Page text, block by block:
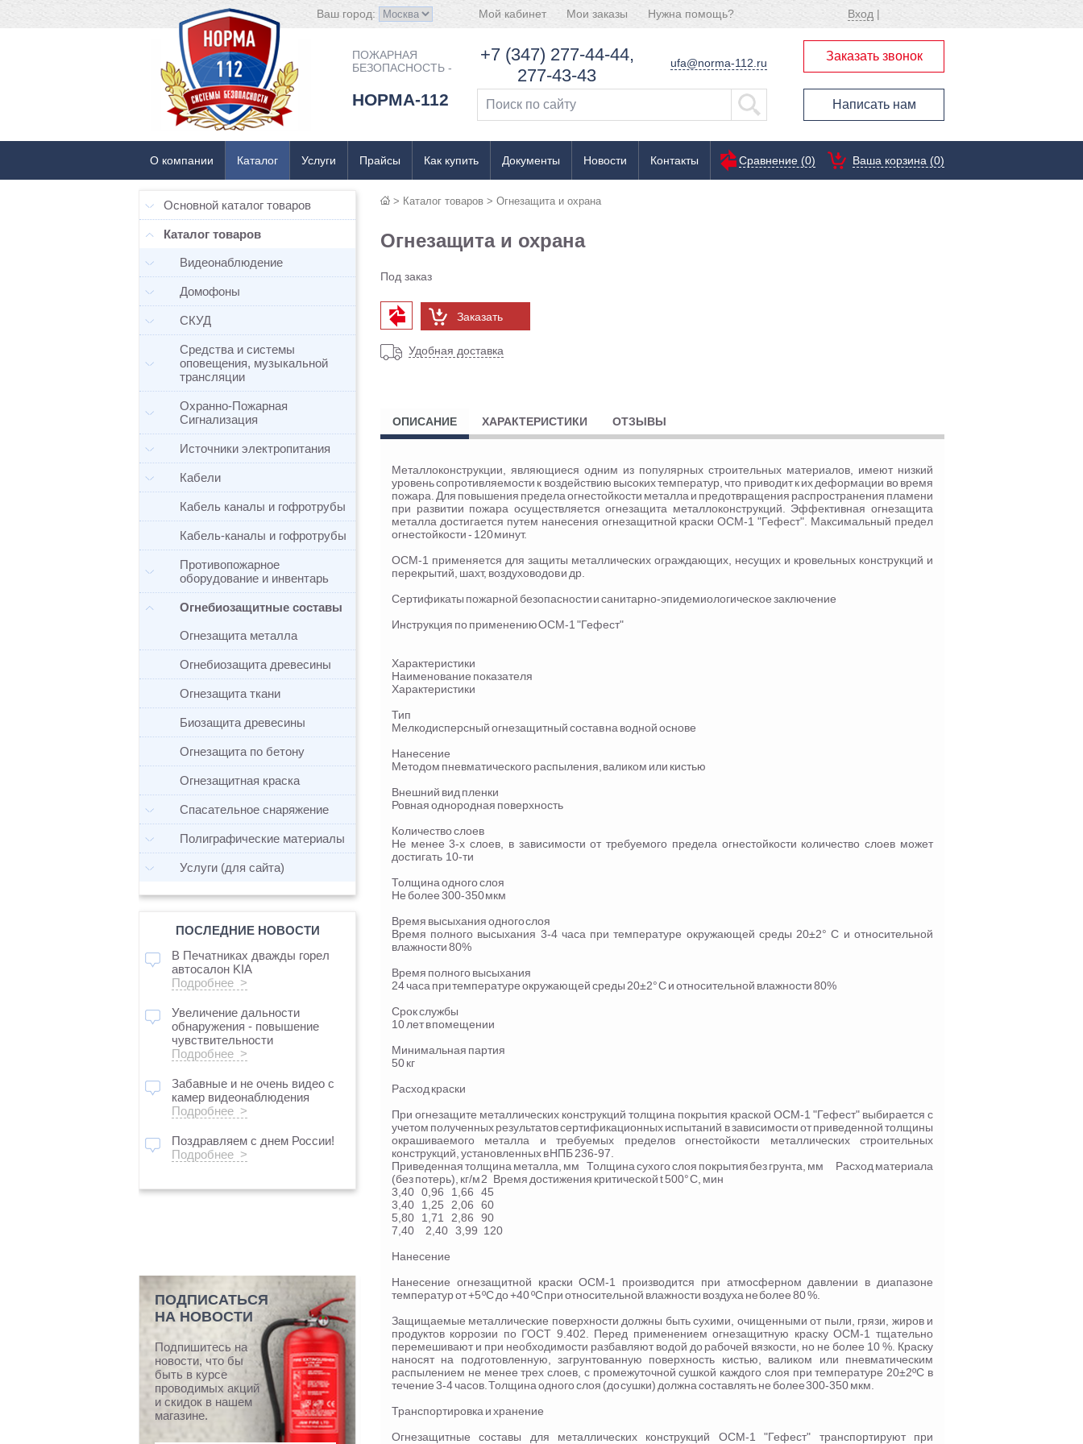
Ваш город: Нужна помощь?
Мои заказы
Мой кабинет Вход |
ПОЖАРНАЯ
БЕЗОПАСНОСТЬ -
НОРМА-112
+7 (347) 277-44-44,
277-43-43
ufa@norma-112.ru Заказать звонок
Написать нам
О компании Каталог Услуги Прайсы Как купить Документы Новости Контакты Ваша корзина (0)
Сравнение (0)
> Каталог товаров > Огнезащита и охрана
Основной каталог товаров
Каталог товаров
Видеонаблюдение
Домофоны
СКУД
Средства и системы
оповещения, музыкальной
трансляции
Охранно-Пожарная
Сигнализация
Источники электропитания
Кабели
Кабель каналы и гофротрубы
Кабель-каналы и гофротрубы
Противопожарное
оборудование и инвентарь
Огнебиозащитные составы
Огнезащита металла
Огнебиозащита древесины
Огнезащита ткани
Биозащита древесины
Огнезащита по бетону
Огнезащитная краска
Спасательное снаряжение
Полиграфические материалы
Услуги (для сайта)
ПОСЛЕДНИЕ НОВОСТИ
В Печатниках дважды горел
автосалон KIA
Подробнее >
Увеличение дальности
обнаружения - повышение
чувствительности
Подробнее >
Забавные и не очень видео с
камер видеонаблюдения
Подробнее >
Поздравляем с днем России!
Подробнее >
ПОДПИСАТЬСЯ
НА НОВОСТИ
Подпишитесь на
новости, что бы
быть в курсе
проводимых акций
и скидок в нашем
магазине.
Огнезащита и охрана
Под заказ
Заказать
Удобная доставка
ОПИСАНИЕ ХАРАКТЕРИСТИКИ ОТЗЫВЫ
Металлоконструкции, являющиеся одним из популярных строительных материалов, имеют низкий
уровень сопротивляемости к воздействию высоких температур, что приводит к их деформации во время
пожара. Для повышения предела огнестойкости металла и предотвращения распространения пламени
при развитии пожара осуществляется огнезащита металлоконструкций. Эффективная огнезащита
металла достигается путем нанесения огнезащитной краски ОСМ-1 "Гефест". Максимальный предел
огнестойкости - 120 минут.
ОСМ-1 применяется для защиты металлических ограждающих, несущих и кровельных конструкций и
перекрытий, шахт, воздуховодов и др.
Сертификаты пожарной безопасности и санитарно-эпидемиологическое заключение
Инструкция по применению ОСМ-1 "Гефест"
Характеристики
Наименование показателя
Характеристики
Тип
Мелкодисперсный огнезащитный состав на водной основе
Нанесение
Методом пневматического распыления, валиком или кистью
Внешний вид пленки
Ровная однородная поверхность
Количество слоев
Не менее 3-х слоев, в зависимости от требуемого предела огнестойкости количество слоев может
достигать 10-ти
Толщина одного слоя
Не более 300-350 мкм
Время высыхания одного слоя
Время полного высыхания 3-4 часа при температуре окружающей среды 20±2° С и относительной
влажности 80%
Время полного высыхания
24 часа при температуре окружающей среды 20±2° С и относительной влажности 80%
Срок службы
10 лет в помещении
Минимальная партия
50 кг
Расход краски
При огнезащите металлических конструкций толщина покрытия краской ОСМ-1 "Гефест" выбирается с
учетом полученных результатов сертификационных испытаний в зависимости от приведенной толщины
окрашиваемого металла и требуемых пределов огнестойкости металлических строительных
конструкций, установленных в НПБ 236-97.
Приведенная толщина металла, мм Толщина сухого слоя покрытия без грунта, мм Расход материала
(без потерь), кг/м 2 Время достижения критической t 500° С, мин
3,40 0,96 1,66 45
3,40 1,25 2,06 60
5,80 1,71 2,86 90
7,40 2,40 3,99 120
Нанесение
Нанесение огнезащитной краски ОСМ-1 производится при атмосферном давлении в диапазоне
температур от +5 ºС до +40 ºС при относительной влажности воздуха не более 80 %.
Защищаемые металлические поверхности должны быть сухими, очищенными от пыли, грязи, жиров и
продуктов коррозии по ГОСТ 9.402. Перед применением огнезащитную краску ОСМ-1 тщательно
перемешивают и при необходимости разбавляют водой до рабочей вязкости, но не более 10 %. Краску
наносят на подготовленную, загрунтованную поверхность кистью, валиком или пневматическим
распылением не менее трех слоев, с промежуточной сушкой каждого слоя при температуре 20±2ºС в
течение 3-4 часов. Толщина одного слоя (до сушки) должна составлять не более 300-350 мкм.
Транспортировка и хранение
Огнезащитные составы для металлических конструкций ОСМ-1 "Гефест" транспортируют при